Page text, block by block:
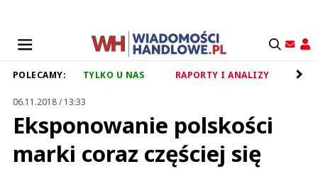
POLECAMY: TYLKO U NAS RAPORTY I ANALIZY
06.11.2018 / 13:33
Eksponowanie polskości
marki coraz częściej się